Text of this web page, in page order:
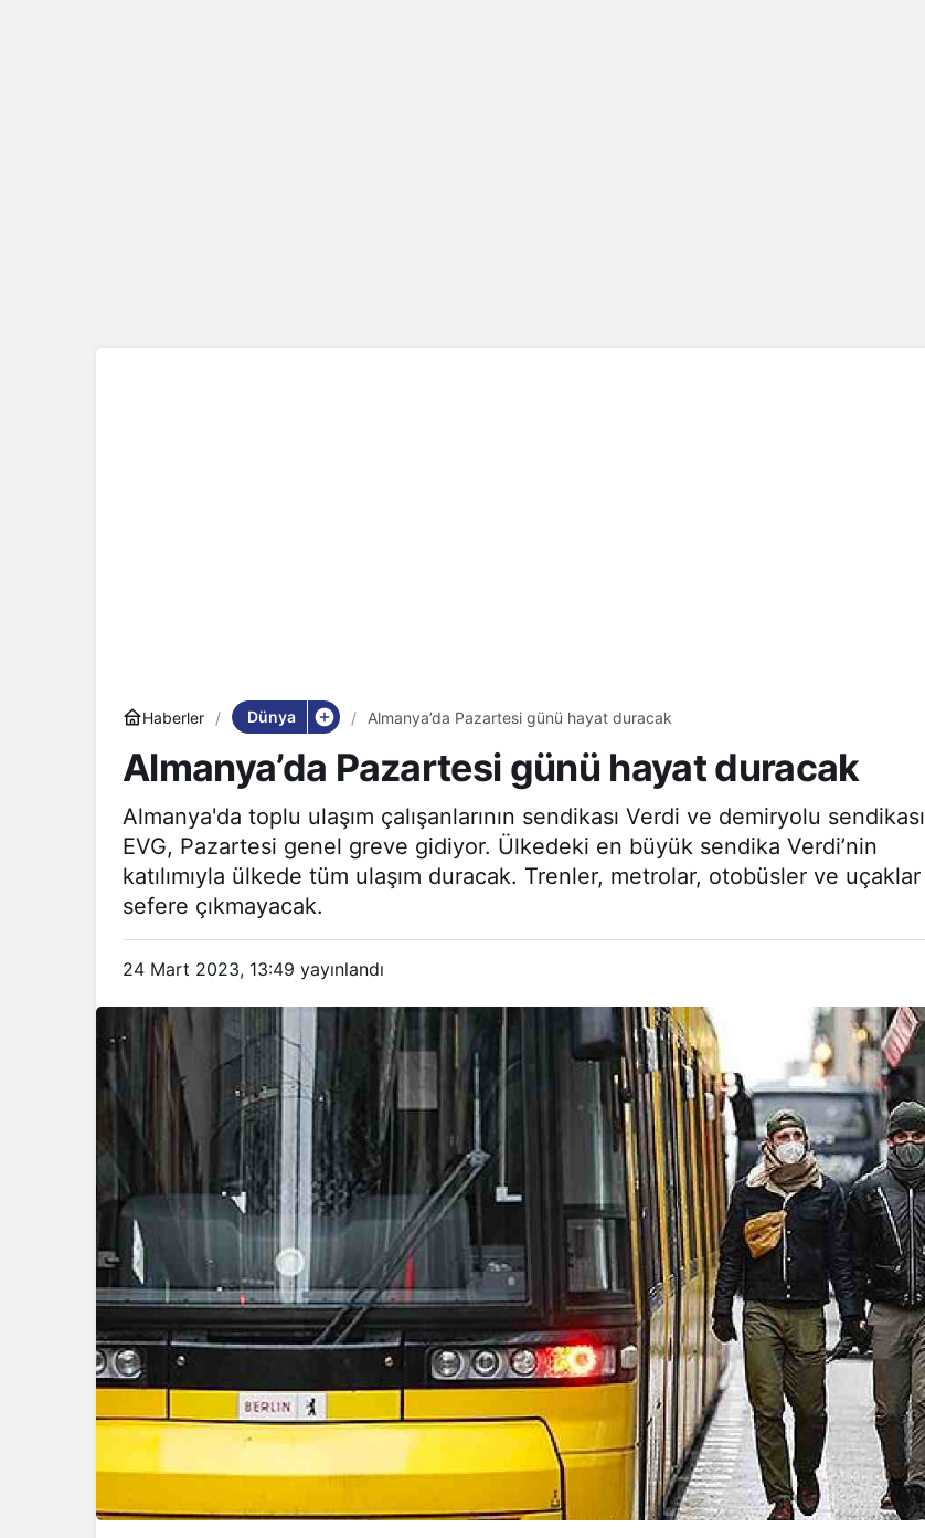
Haberler Dünya Almanya’da Pazartesi günü hayat duracak
Almanya’da Pazartesi günü hayat duracak
Almanya'da toplu ulaşım çalışanlarının sendikası Verdi ve demiryolu sendikası
EVG, Pazartesi genel greve gidiyor. Ülkedeki en büyük sendika Verdi’nin
katılımıyla ülkede tüm ulaşım duracak. Trenler, metrolar, otobüsler ve uçaklar
sefere çıkmayacak.
24 Mart 2023, 13:49 yayınlandı